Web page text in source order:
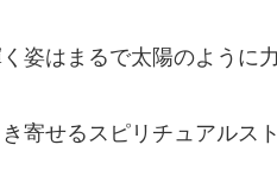
姿はまるで太陽のように
寄せるスピリチュアルス